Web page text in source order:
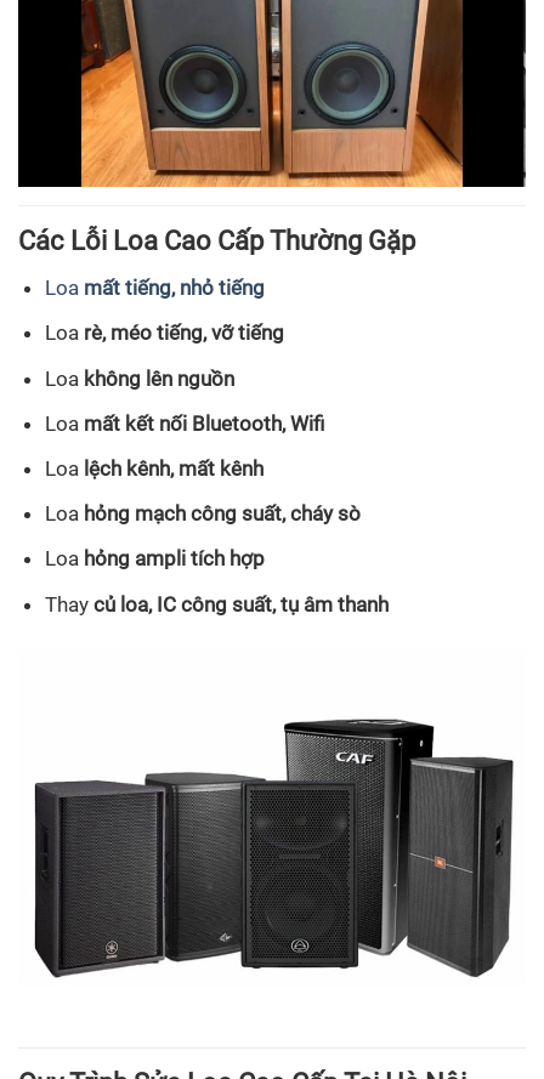
Các Lỗi Loa Cao Cấp Thường Gặp
Loa mất tiếng, nhỏ tiếng
Loa rè, méo tiếng, vỡ tiếng
Loa không lên nguồn
Loa mất kết nối Bluetooth, Wifi
Loa lệch kênh, mất kênh
Loa hỏng mạch công suất, cháy sò
Loa hỏng ampli tích hợp
Thaycủ loa, IC công suất, tụ âm thanh